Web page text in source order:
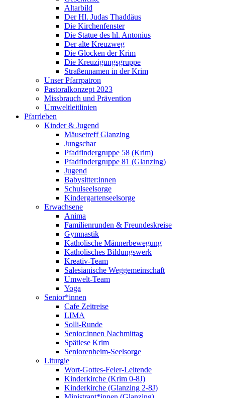
Altarbild
Der Hl. Judas Thaddäus
Die Kirchenfenster
Die Statue des hl. Antonius
Der alte Kreuzweg
Die Glocken der Krim
Die Kreuzigungsgruppe
Straßennamen in der Krim
Unser Pfarrpatron
Pastoralkonzept 2023
Missbrauch und Prävention
Umweltleitlinien
Pfarrleben
Kinder & Jugend
Mäusetreff Glanzing
Jungschar
Pfadfindergruppe 58 (Krim)
Pfadfindergruppe 81 (Glanzing)
Jugend
Babysitter:innen
Schulseelsorge
Kindergartenseelsorge
Erwachsene
Anima
Familienrunden & Freundeskreise
Gymnastik
Katholische Männerbewegung
Katholisches Bildungswerk
Kreativ-Team
Salesianische Weggemeinschaft
Umwelt-Team
Yoga
Senior*innen
Cafe Zeitreise
LIMA
Solli-Runde
Senior:innen Nachmittag
Spätlese Krim
Seniorenheim-Seelsorge
Liturgie
Wort-Gottes-Feier-Leitende
Kinderkirche (Krim 0-8J)
Kinderkirche (Glanzing 2-8J)